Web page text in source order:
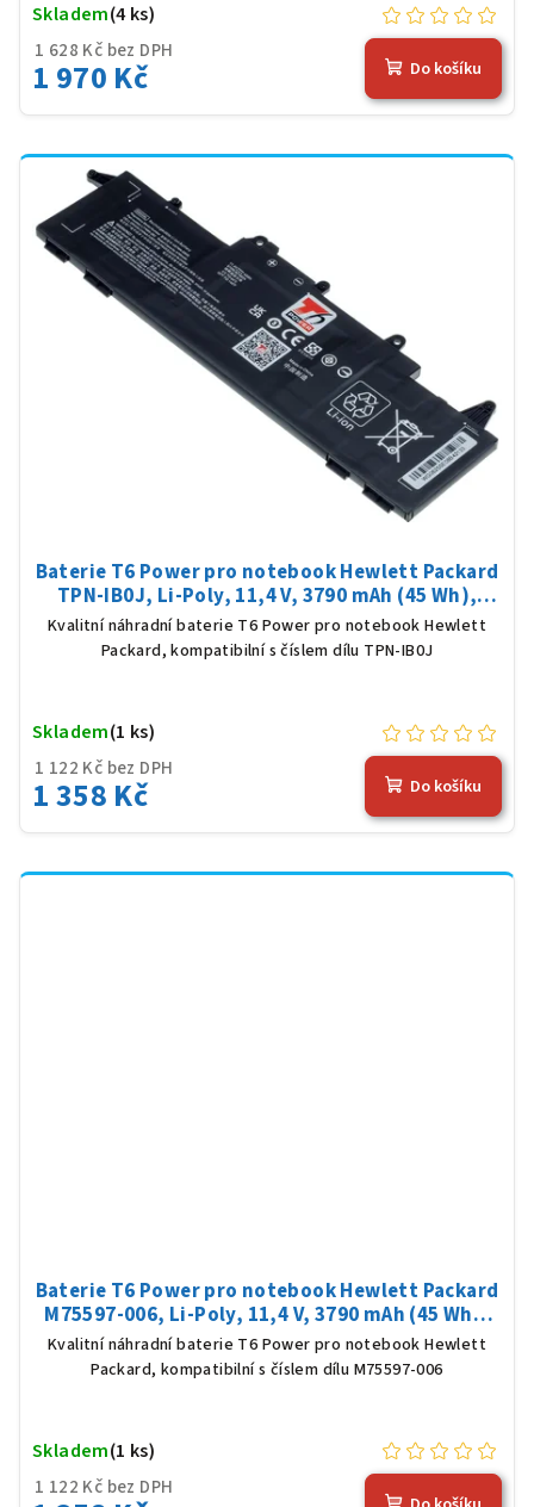
1 628 Kč bez DPH
1 970 Kč
Skladem(4 ks)
Do košíku
Baterie T6 Power pro notebook Hewlett Packard
TPN-IB0J, Li-Poly, 11,4 V, 3790 mAh (45 Wh),
černá
Kvalitní náhradní baterie T6 Power pro notebook Hewlett
Packard, kompatibilní s číslem dílu TPN-IB0J
1 122 Kč bez DPH
1 358 Kč
Skladem(1 ks)
Do košíku
Baterie T6 Power pro notebook Hewlett Packard
M75597-006, Li-Poly, 11,4 V, 3790 mAh (45 Wh),
černá
Kvalitní náhradní baterie T6 Power pro notebook Hewlett
Packard, kompatibilní s číslem dílu M75597-006
1 122 Kč bez DPH
Skladem(1 ks)